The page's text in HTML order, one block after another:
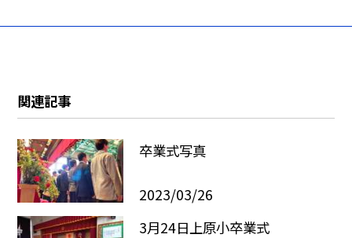
関連記事
卒業式写真
2023/03/26
3月24日上原小卒業式